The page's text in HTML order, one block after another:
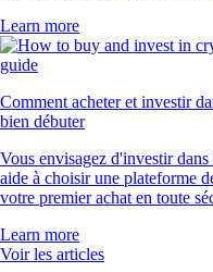
Learn more
Comment acheter et investir
bien débuter
Vous envisagez d'investir
aide à choisir une plateforme
votre premier achat en toute
Learn more
Voir les articles